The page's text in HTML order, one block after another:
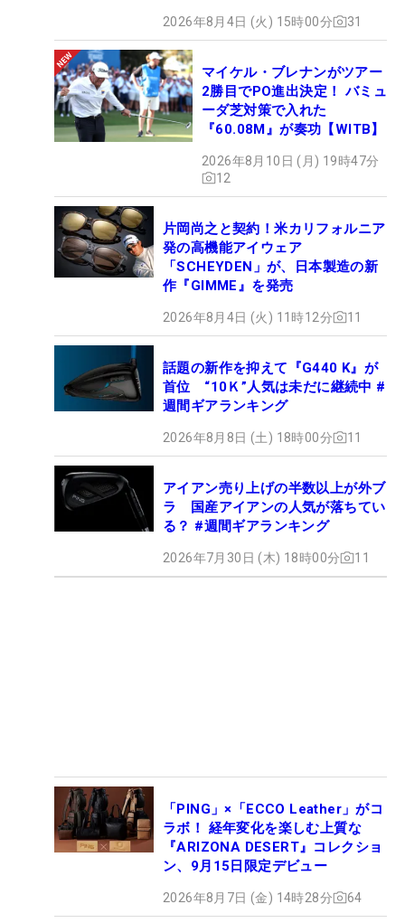
2026年8月4日 (火) 15時00分 31
マイケル・ブレナンがツアー
2勝目でPO進出決定！ バミュ
ーダ芝対策で入れた
『60.08M』が奏功【WITB】
2026年8月10日 (月) 19時47分
12
片岡尚之と契約！米カリフォルニア
発の高機能アイウェア
「SCHEYDEN」が、日本製造の新
作『GIMME』を発売
2026年8月4日 (火) 11時12分 11
話題の新作を抑えて『G440 K』が
首位 “10Ｋ”人気は未だに継続中 #
週間ギアランキング
2026年8月8日 (土) 18時00分 11
アイアン売り上げの半数以上が外ブ
ラ 国産アイアンの人気が落ちてい
る？ #週間ギアランキング
2026年7月30日 (木) 18時00分 11
「PING」×「ECCO Leather」がコ
ラボ！ 経年変化を楽しむ上質な
『ARIZONA DESERT』コレクショ
ン、9月15日限定デビュー
2026年8月7日 (金) 14時28分 64